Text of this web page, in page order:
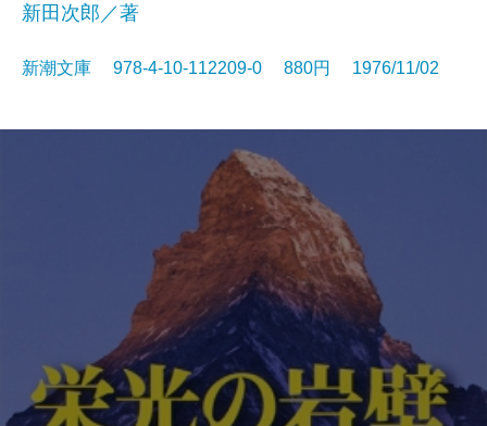
新田次郎／著
新潮文庫 978-4-10-112209-0 880円 1976/11/02